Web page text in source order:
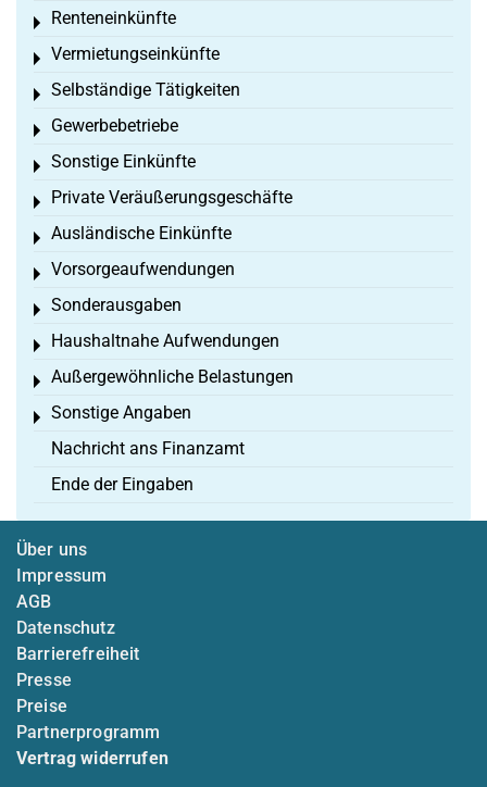
Renteneinkünfte
Toggle menu
Vermietungseinkünfte
Toggle menu
Selbständige Tätigkeiten
Toggle menu
Gewerbebetriebe
Toggle menu
Sonstige Einkünfte
Toggle menu
Private Veräußerungsgeschäfte
Toggle menu
Ausländische Einkünfte
Toggle menu
Vorsorgeaufwendungen
Toggle menu
Sonderausgaben
Toggle menu
Haushaltnahe Aufwendungen
Toggle menu
Außergewöhnliche Belastungen
Toggle menu
Sonstige Angaben
Toggle menu
Nachricht ans Finanzamt
Ende der Eingaben
Über uns
Impressum
AGB
Datenschutz
Barrierefreiheit
Presse
Preise
Partnerprogramm
Vertrag widerrufen